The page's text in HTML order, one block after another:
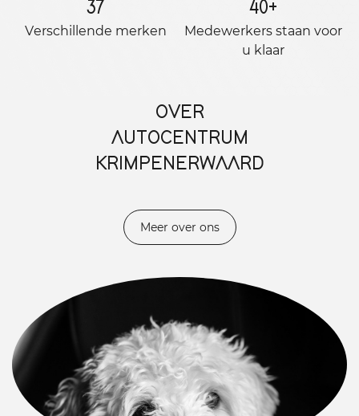
37
Verschillende merken
40+
Medewerkers staan ​​voor
u klaar
OVER
AUTOCENTRUM
KRIMPENERWAARD
Meer over ons